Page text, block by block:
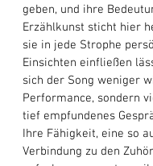
geben, und ihre
Erzählkunst sticht hier
sie in jede Strophe
Einsichten einfließen
sich der Song weniger
Performance, sondern
tief empfundenes
Ihre Fähigkeit, eine so
Verbindung zu den